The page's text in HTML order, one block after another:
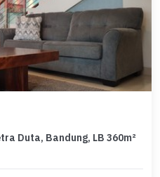
Duta, Bandung, LB 360m²